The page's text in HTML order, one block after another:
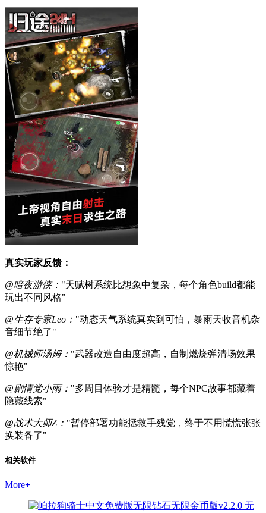
真实玩家反馈：
@暗夜游侠： "天赋树系统比想象中复杂，每个角色build都能
玩出不同风格"
@生存专家Leo： "动态天气系统真实到可怕，暴雨天收音机杂
音细节绝了"
@机械师汤姆： "武器改造自由度超高，自制燃烧弹清场效果
惊艳"
@剧情党小雨： "多周目体验才是精髓，每个NPC故事都藏着
隐藏线索"
@战术大师Z： "暂停部署功能拯救手残党，终于不用慌慌张张
换装备了"
相关软件
More+